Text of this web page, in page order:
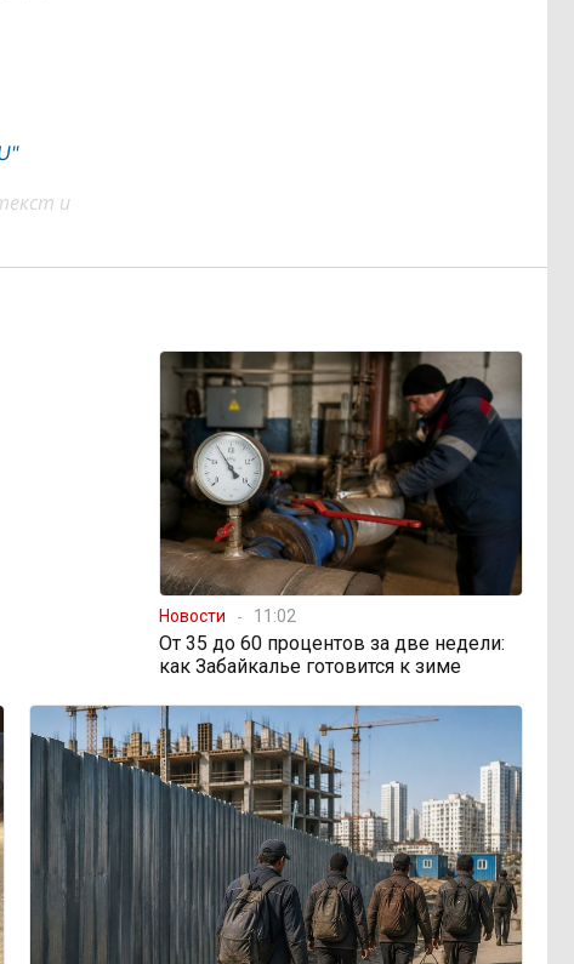
и
Новости 11:02
От 35 до 60 процентов за две недели:
как Забайкалье готовится к зиме